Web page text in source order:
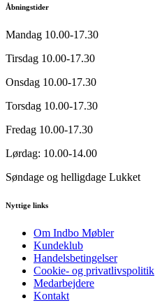
Åbningstider
Mandag 10.00-17.30
Tirsdag 10.00-17.30
Onsdag 10.00-17.30
Torsdag 10.00-17.30
Fredag 10.00-17.30
Lørdag: 10.00-14.00
Søndage og helligdage Lukket
Nyttige links
Om Indbo Møbler
Kundeklub
Handelsbetingelser
Cookie- og privatlivspolitik
Medarbejdere
Kontakt